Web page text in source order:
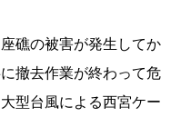
礁の被害が発生してか
撤去作業が終わって危
型台風による西宮ケー